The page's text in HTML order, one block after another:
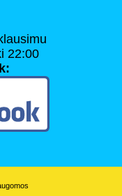
22:00